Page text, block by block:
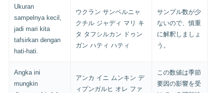
Ukuran
sampelnya kecil,
jadi mari kita
tafsirkan dengan
hati-hati.
ウクラン サンペルニャ
クチル ジャディ マリ キ
タ タフシルカン ドゥン
ガン ハティ ハティ
サンプル数が少
ないので、慎重
に解釈しましょ
う。
Angka ini
mungkin
アンカ イニ ムンキン デ
ィプンガルヒ オレ ファ
この数値は季節
要因の影響を受